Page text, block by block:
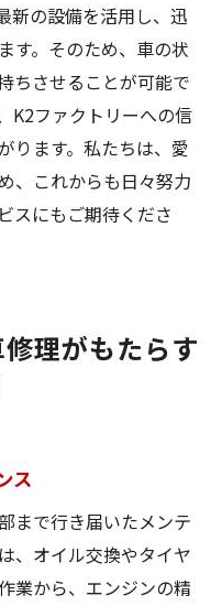
新の設備を活用し、迅
す。そのため、車の状
ちさせることが可能で
K2ファクトリーへの信
ります。私たちは、愛
、これからも日々努力
スにもご期待くださ
理がもたらす
ス
まで行き届いたメンテ
、オイル交換やタイヤ
業から、エンジンの精